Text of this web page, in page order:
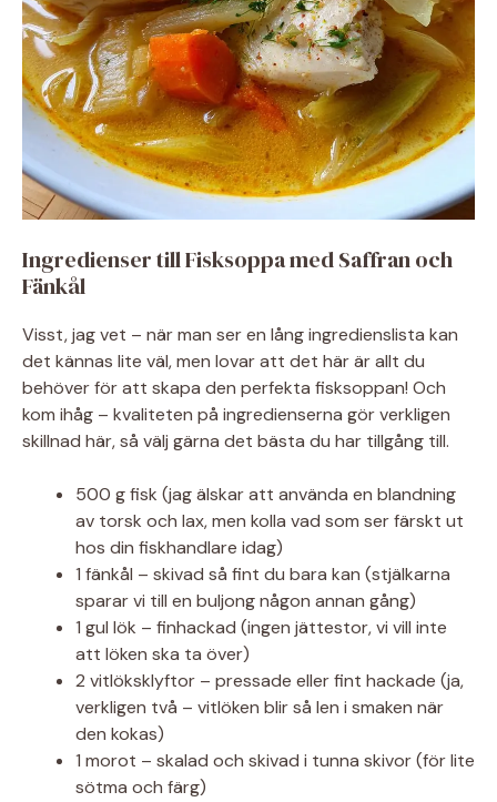
Ingredienser till Fisksoppa med Saffran och
Fänkål
Visst, jag vet – när man ser en lång ingredienslista kan
det kännas lite väl, men lovar att det här är allt du
behöver för att skapa den perfekta fisksoppan! Och
kom ihåg – kvaliteten på ingredienserna gör verkligen
skillnad här, så välj gärna det bästa du har tillgång till.
500 g fisk (jag älskar att använda en blandning
av torsk och lax, men kolla vad som ser färskt ut
hos din fiskhandlare idag)
1 fänkål – skivad så fint du bara kan (stjälkarna
sparar vi till en buljong någon annan gång)
1 gul lök – finhackad (ingen jättestor, vi vill inte
att löken ska ta över)
2 vitlöksklyftor – pressade eller fint hackade (ja,
verkligen två – vitlöken blir så len i smaken när
den kokas)
1 morot – skalad och skivad i tunna skivor (för lite
sötma och färg)